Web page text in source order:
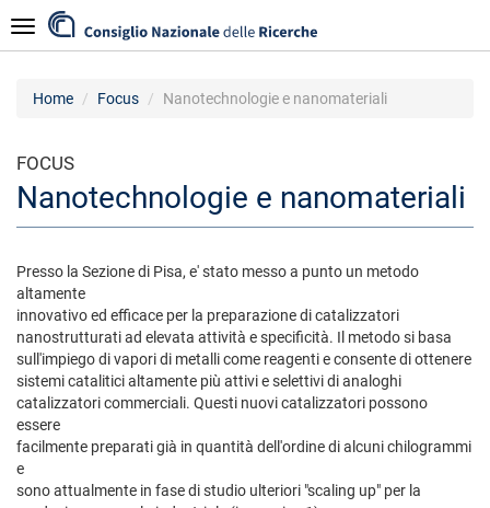
al
contenuto
Navigazione
Home Focus Nanotechnologie e nanomateriali
FOCUS
Nanotechnologie e nanomateriali
Presso la Sezione di Pisa, e' stato messo a punto un metodo
altamente
innovativo ed efficace per la preparazione di catalizzatori
nanostrutturati ad elevata attività e specificità. Il metodo si basa
sull'impiego di vapori di metalli come reagenti e consente di ottenere
sistemi catalitici altamente più attivi e selettivi di analoghi
catalizzatori commerciali. Questi nuovi catalizzatori possono
essere
facilmente preparati già in quantità dell'ordine di alcuni chilogrammi
e
sono attualmente in fase di studio ulteriori "scaling up" per la